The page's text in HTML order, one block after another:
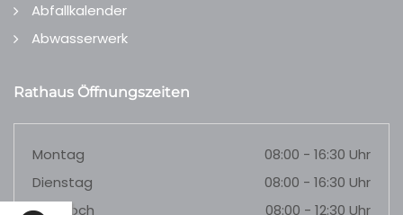
Abfallkalender
Abwasserwerk
Rathaus Öffnungszeiten
Montag
08:00 - 16:30 Uhr
Dienstag
08:00 - 16:30 Uhr
Mittwoch
08:00 - 12:30 Uhr